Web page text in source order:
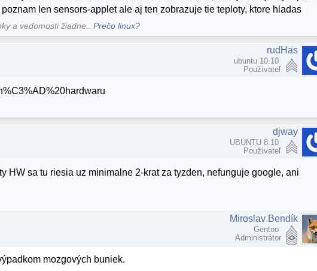
len sensors-applet ale aj ten zobrazuje tie teploty, ktore hladas
a vedomosti žiadne..Prečo linux?
rudHas
ubuntu 10.10
Používateľ
djway
UBUNTU 8.10
Používateľ
HW sa tu riesia uz minimalne 2-krat za tyzden, nefunguje google, ani
Miroslav Bendík
Gentoo
Administrátor
mozgových buniek.